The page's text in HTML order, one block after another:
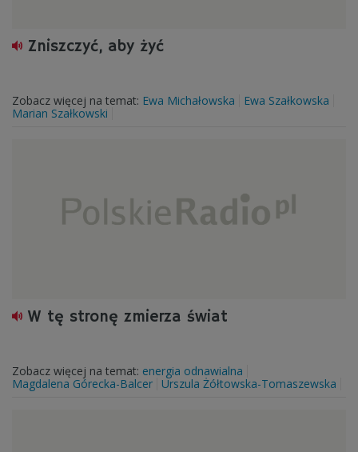
Zniszczyć, aby żyć
Zobacz więcej na temat: Ewa Michałowska
Ewa Szałkowska
Marian Szałkowski
W tę stronę zmierza świat
Zobacz więcej na temat: energia odnawialna
Magdalena Górecka-Balcer
Urszula Żółtowska-Tomaszewska